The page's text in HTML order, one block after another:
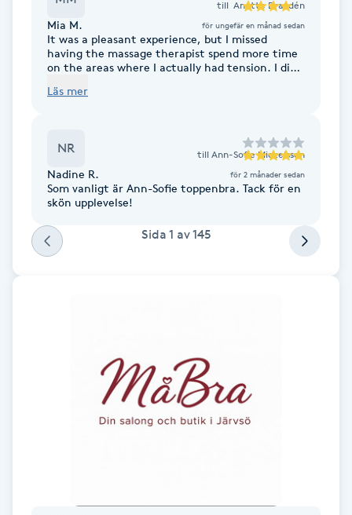
Gellack med förstärkning
Gravidmassage
Gua Sha-massage
till Anette Brandén
Mia M. för ungefär en månad sedan
It was a pleasant experience, but I missed
having the massage therapist spend more time
on the areas where I actually had tension. I did
areas, knots, or tightness, but rather followed a
shoulders, and my glutes, as these are often
overlooked areas where I carry a lot of tension.
the main problem areas and spend more time
working on them. Had the price been lower, I
probably would have given one more star. At
such a high price, though, I expected a greater
level of knowledge and a more targeted
treatment.
Läs mer
NR till Ann-Sofie Mickelsson
Nadine R. för 2 månader sedan
Som vanligt är Ann-Sofie toppenbra. Tack för en
skön upplevelse!
Sida 1 av145